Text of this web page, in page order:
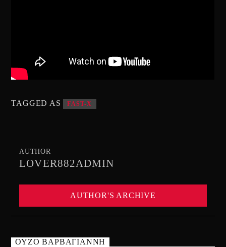
TAGGED AS FAST-X
AUTHOR
LOVER882ADMIN
AUTHOR'S ARCHIVE
ΟΥΖΟ ΒΑΡΒΑΓΙΑΝΝΗ